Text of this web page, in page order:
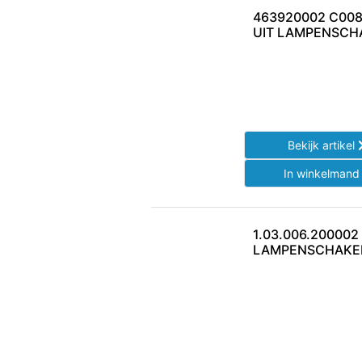
463920002
UIT
Bekijk artikel
In winkelmand
1.03.006.200002